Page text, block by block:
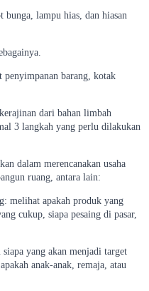
bunga, lampu hias, dan hiasan
penyimpanan barang, kotak
dari bahan limbah
3 langkah yang perlu dilakukan
dalam merencanakan usaha
ruang, antara lain:
melihat apakah produk yang
cukup, siapa pesaing di pasar,
yang akan menjadi target
anak-anak, remaja, atau